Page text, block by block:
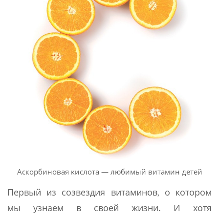
Аскорбиновая кислота — любимый витамин детей
Первый из созвездия витаминов, о котором
мы узнаем в своей жизни. И хотя